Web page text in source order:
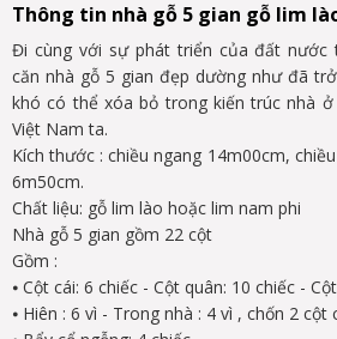
Thông tin nhà gỗ 5 gian gỗ lim
Đi cùng với sự phát triển của đất nước
căn nhà gỗ 5 gian đẹp dường như đã
khó có thể xóa bỏ trong kiến trúc nhà
Việt Nam ta.
Kích thước : chiều ngang 14m00cm,
6m50cm.
Chất liệu: gỗ lim lào hoặc lim nam phi
Nhà gỗ 5 gian gồm 22 cột
Gồm :
⦁ Cột cái: 6 chiếc - Cột quân: 10 chiếc -
⦁ Hiên : 6 vì - Trong nhà : 4 vì , chốn 2 cột